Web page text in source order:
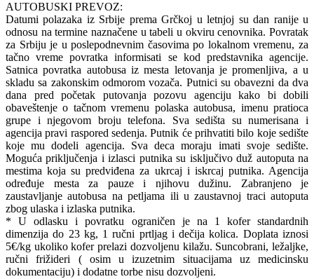
AUTOBUSKI PREVOZ:
Datumi polazaka iz Srbije prema Grčkoj u letnjoj su dan ranije u
odnosu na termine naznačene u tabeli u okviru cenovnika. Povratak
za Srbiju je u poslepodnevnim časovima po lokalnom vremenu, za
tačno vreme povratka informisati se kod predstavnika agencije.
Satnica povratka autobusa iz mesta letovanja je promenljiva, a u
skladu sa zakonskim odmorom vozača. Putnici su obavezni da dva
dana pred početak putovanja pozovu agenciju kako bi dobili
obaveštenje o tačnom vremenu polaska autobusa, imenu pratioca
grupe i njegovom broju telefona. Sva sedišta su numerisana i
agencija pravi raspored sedenja. Putnik će prihvatiti bilo koje sedište
koje mu dodeli agencija. Sva deca moraju imati svoje sedište.
Moguća priključenja i izlasci putnika su isključivo duž autoputa na
mestima koja su predviđena za ukrcaj i iskrcaj putnika. Agencija
određuje mesta za pauze i njihovu dužinu. Zabranjeno je
zaustavljanje autobusa na petljama ili u zaustavnoj traci autoputa
zbog ulaska i izlaska putnika.
* U odlasku i povratku ograničen je na 1 kofer standardnih
dimenzija do 23 kg, 1 ručni prtljag i dečija kolica. Doplata iznosi
5€/kg ukoliko kofer prelazi dozvoljenu kilažu. Suncobrani, ležaljke,
ručni frižideri ( osim u izuzetnim situacijama uz medicinsku
dokumentaciju) i dodatne torbe nisu dozvoljeni.